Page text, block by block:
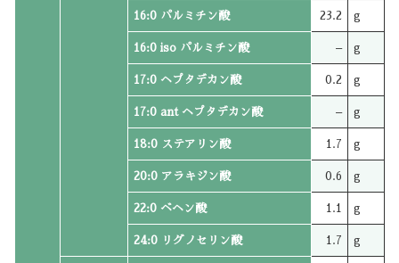
16:0 パルミチン酸 23.2 g
16:0 iso パルミチン酸 – g
17:0 ヘプタデカン酸 0.2 g
17:0 ant ヘプタデカン酸 – g
18:0 ステアリン酸 1.7 g
20:0 アラキジン酸 0.6 g
22:0 ベヘン酸 1.1 g
24:0 リグノセリン酸 1.7 g